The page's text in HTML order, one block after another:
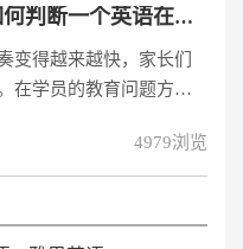
的外教都是有国际双认
员进行各方面的引导，
外教网，
英语在线学英语哪家好？如何判断一个英语在线学习机构靠不靠谱呢？
变得越来越快，家长们
在学员的教育问题方
好？如何判断一家英语
4979浏览